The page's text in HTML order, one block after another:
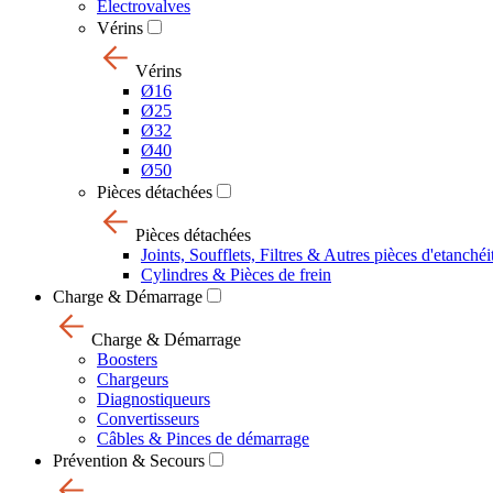
Electrovalves
Vérins
Vérins
Ø16
Ø25
Ø32
Ø40
Ø50
Pièces détachées
Pièces détachées
Joints, Soufflets, Filtres & Autres pièces
Cylindres & Pièces de frein
Charge & Démarrage
Charge & Démarrage
Boosters
Chargeurs
Diagnostiqueurs
Convertisseurs
Câbles & Pinces de démarrage
Prévention & Secours